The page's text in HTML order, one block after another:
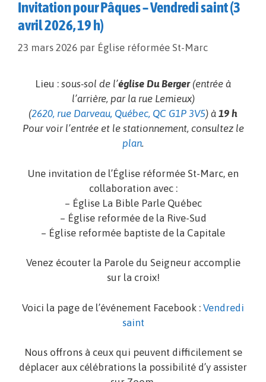
Invitation pour Pâques – Vendredi saint (3
avril 2026, 19 h)
23 mars 2026 par Église réformée St-Marc
Lieu : sous-sol de l’église Du Berger (entrée à
l’arrière, par la rue Lemieux)
(2620, rue Darveau, Québec, QC G1P 3V5) à 19 h
Pour voir l’entrée et le stationnement, consultez le
plan.
Une invitation de l’Église réformée St-Marc, en
collaboration avec :
– Église La Bible Parle Québec
– Église reformée de la Rive-Sud
– Église reformée baptiste de la Capitale
Venez écouter la Parole du Seigneur accomplie
sur la croix!
Voici la page de l’événement Facebook : Vendredi
saint
Nous offrons à ceux qui peuvent difficilement se
déplacer aux célébrations la possibilité d’y assister